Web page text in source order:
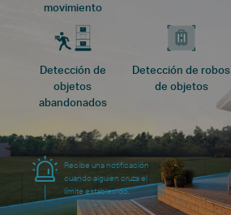
movimiento
Detección de
objetos
abandonados
Detección de robos
de objetos
Recibe una notificación
cuando alguien cruza el
límite establecido.